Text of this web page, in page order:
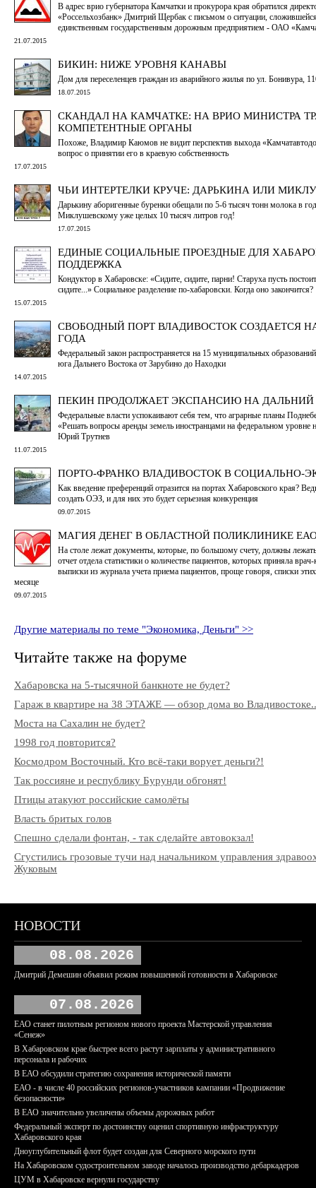
В адрес врио губернатора Камчатки и прокурора края обратился
«Россельхозбанк» Дмитрий Щербак с письмом о ситуации,
единственным государственным дорожным предприятием - ОАО
21.07.2015
БИКИН: НИЖЕ УРОВНЯ КАНАВЫ
Дом для переселенцев граждан из аварийного жилья по ул.
18.07.2015
СКАНДАЛ НА КАМЧАТКЕ: НА ВРИО МИНИСТРА
КОМПЕТЕНТНЫЕ ОРГАНЫ
Похоже, Владимир Каюмов не видит перспектив выхода
вопрос о принятии его в краевую собственность
17.07.2015
ЧЬИ ИНТЕРТЕЛКИ КРУЧЕ: ДАРЬКИНА ИЛИ
Дарькину аборигенные буренки обещали по 5-6 тысяч тонн молока в
Миклушевскому уже целых 10 тысяч литров год!
17.07.2015
ЕДИНЫЕ СОЦИАЛЬНЫЕ ПРОЕЗДНЫЕ ДЛЯ
ПОДДЕРЖКА
Кондуктор в Хабаровске: «Сидите, сидите, парни! Старуха пусть
сидите...» Социальное разделение по-хабаровски. Когда оно закончится?
15.07.2015
СВОБОДНЫЙ ПОРТ ВЛАДИВОСТОК СОЗДАЕТСЯ
ГОДА
Федеральный закон распространяется на 15 муниципальных
юга Дальнего Востока от Зарубино до Находки
14.07.2015
ПЕКИН ПРОДОЛЖАЕТ ЭКСПАНСИЮ НА ДАЛЬНИЙ
Федеральные власти успокаивают себя тем, что аграрные планы
«Решать вопросы аренды земель иностранцами на федеральном уровне
Юрий Трутнев
11.07.2015
ПОРТО-ФРАНКО ВЛАДИВОСТОК В СОЦИАЛЬНО-
Как введение преференций отразится на портах Хабаровского края?
создать ОЭЗ, и для них это будет серьезная конкуренция
09.07.2015
МАГИЯ ДЕНЕГ В ОБЛАСТНОЙ ПОЛИКЛИНИКЕ
На столе лежат документы, которые, по большому счету, должны
отчет отдела статистики о количестве пациентов, которых приняла
выписки из журнала учета приема пациентов, проще говоря, списки
месяце
09.07.2015
Другие материалы по теме "Экономика, Деньги" >>
Читайте также на форуме
Хабаровска на 5-тысячной банкноте не будет?
Гараж в квартире на 38 ЭТАЖЕ — обзор дома во
Моста на Сахалин не будет?
1998 год повторится?
Космодром Восточный. Кто всё-таки ворует деньги?!
Так россияне и республику Бурунди обгонят!
Птицы атакуют российские самолёты
Власть бритых голов
Спешно сделали фонтан, - так сделайте автовокзал!
Сгустились грозовые тучи над начальником управления
Жуковым
НОВОСТИ
08.08.2026
Дмитрий Демешин объявил режим повышенной готовности в Хабаровске
07.08.2026
ЕАО станет пилотным регионом нового проекта Мастерской управления
«Сенеж»
В Хабаровском крае быстрее всего растут зарплаты у административного
персонала и рабочих
В ЕАО обсудили стратегию сохранения исторической памяти
ЕАО - в числе 40 российских регионов-участников кампании «Продвижение
безопасности»
В ЕАО значительно увеличены объемы дорожных работ
Федеральный эксперт по достоинству оценил спортивную инфраструктуру
Хабаровского края
Дноуглубительный флот будет создан для Северного морского пути
На Хабаровском судостроительном заводе началось производство дебаркадеров
ЦУМ в Хабаровске вернули государству